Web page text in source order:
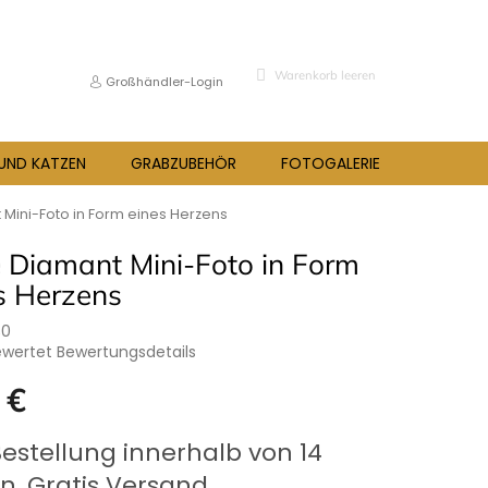
Großhändler-Login WARENKORB
Warenkorb leeren
KATZEN GRABZUBEHÖR FOTOGALERIE
Foto in Form eines Herzens
Diamant Mini-Foto in Form
Herzens
Bewertungsdetails
innerhalb von 14